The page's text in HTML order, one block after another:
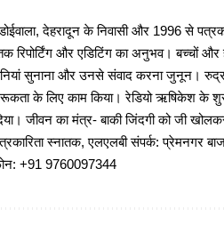
देहरादून के निवासी और 1996 से
रिपोर्टिंग और एडिटिंग का अनुभव। बच्चों
सुनाना और उनसे संवाद करना जुनून।
के लिए काम किया। रेडियो ऋषिकेश के
जीवन का मंत्र- बाकी जिंदगी को जी
स्नातक, एलएलबी संपर्क: प्रेमनगर
+91 9760097344